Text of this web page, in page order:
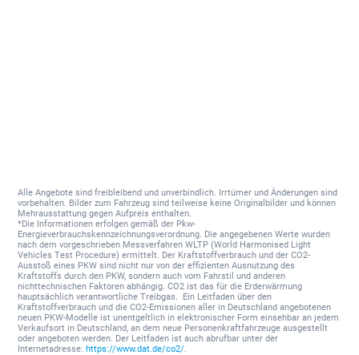
Alle Angebote sind freibleibend und unverbindlich. Irrtümer und Änderungen sind
vorbehalten. Bilder zum Fahrzeug sind teilweise keine Originalbilder und können
Mehrausstattung gegen Aufpreis enthalten.
*Die Informationen erfolgen gemäß der Pkw-
Energieverbrauchskennzeichnungsverordnung. Die angegebenen Werte wurden
nach dem vorgeschrieben Messverfahren WLTP (World Harmonised Light
Vehicles Test Procedure) ermittelt. Der Kraftstoffverbrauch und der CO2-
Ausstoß eines PKW sind nicht nur von der effizienten Ausnutzung des
Kraftstoffs durch den PKW, sondern auch vom Fahrstil und anderen
nichttechnischen Faktoren abhängig. CO2 ist das für die Erderwärmung
hauptsächlich verantwortliche Treibgas. Ein Leitfaden über den
Kraftstoffverbrauch und die CO2-Emissionen aller in Deutschland angebotenen
neuen PKW-Modelle ist unentgeltlich in elektronischer Form einsehbar an jedem
Verkaufsort in Deutschland, an dem neue Personenkraftfahrzeuge ausgestellt
oder angeboten werden. Der Leitfaden ist auch abrufbar unter der
Internetadresse:https://www.dat.de/co2/